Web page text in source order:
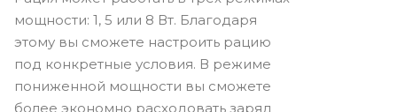
мощности: 1, 5 или 8 Вт. Благодаря
этому вы сможете настроить рацию
под конкретные условия. В режиме
пониженной мощности вы сможете
более экономно расходовать заряд